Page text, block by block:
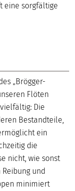
eine sorgfältige
„Brögger-
Flöten
Die
Bestandteile,
ein
die
nicht, wie sonst
und
minimiert